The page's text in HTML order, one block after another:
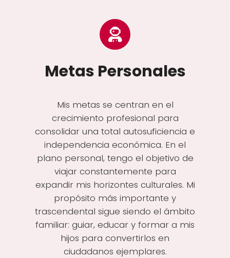
Metas Personales
Mis metas se centran en el
crecimiento profesional para
consolidar una total autosuficiencia e
independencia económica. En el
plano personal, tengo el objetivo de
viajar constantemente para
expandir mis horizontes culturales. Mi
propósito más importante y
trascendental sigue siendo el ámbito
familiar: guiar, educar y formar a mis
hijos para convertirlos en
ciudadanos ejemplares.